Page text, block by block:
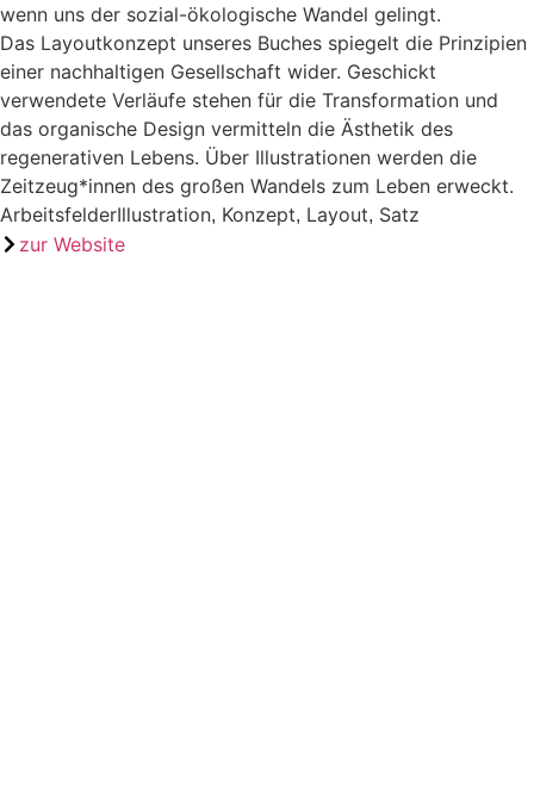
wenn uns der sozial-ökologische Wandel gelingt.
Das Layoutkonzept unseres Buches spiegelt die Prinzipien
einer nachhaltigen Gesellschaft wider. Geschickt
verwendete Verläufe stehen für die Transformation und
das organische Design vermitteln die Ästhetik des
regenerativen Lebens. Über Illustrationen werden die
Zeitzeug*innen des großen Wandels zum Leben erweckt.
ArbeitsfelderIllustration, Konzept, Layout, Satz
zur Website